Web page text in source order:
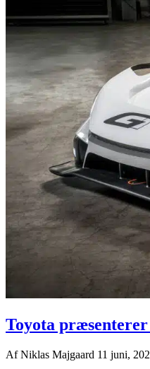
Toyota
AfNiklas Majgaard 11 juni,